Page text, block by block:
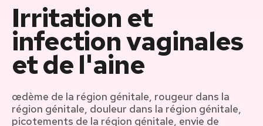
œdème de la région génitale, rougeur dans la
région génitale, douleur dans la région génitale,
picotements de la région génitale, envie de
Irritation et
infection vaginales
et de l'aine